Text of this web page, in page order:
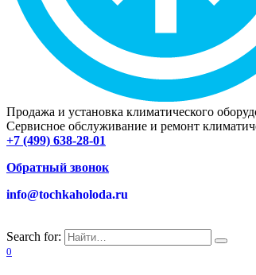
Продажа и установка климатического
Сервисное обслуживание и ремонт
+7 (499) 638-28-01
Обратный звонок
info@tochkaholoda.ru
Search for:
0